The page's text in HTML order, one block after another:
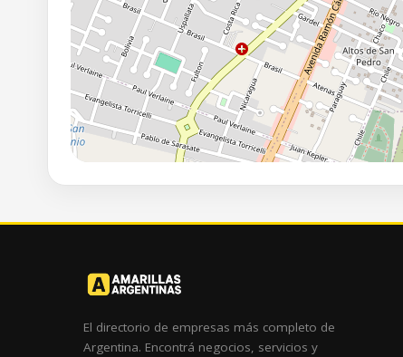
El directorio de empresas más completo de
Argentina. Encontrá negocios, servicios y